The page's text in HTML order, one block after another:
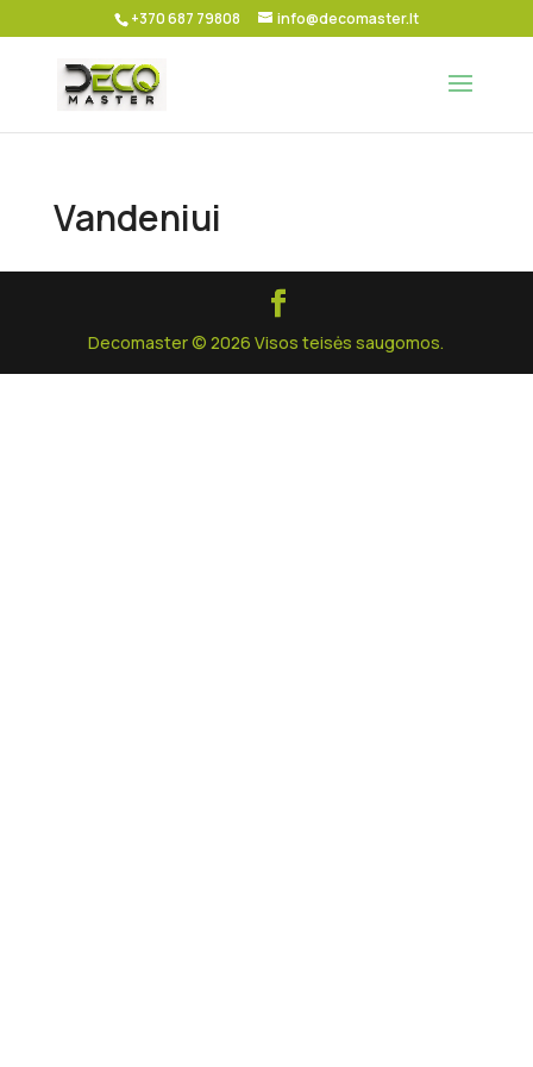
+370 687 79808 info@decomaster.lt
Vandeniui
Decomaster © 2026 Visos teisės saugomos.